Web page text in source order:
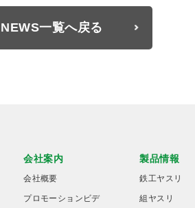
NEWS一覧へ戻る
会社案内
会社概要
プロモーションビデ
製品情報
鉄工ヤスリ
組ヤスリ